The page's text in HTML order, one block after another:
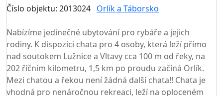
Číslo objektu: 2013024 Orlík a Táborsko
Nabízíme jedinečné ubytování pro rybáře a jejich
rodiny. K dispozici chata pro 4 osoby, která leží přímo
nad soutokem Lužnice a Vltavy cca 100 m od řeky, na
202 říčním kilometru, 1,5 km po proudu začíná Orlík.
Mezi chatou a řekou není žádná další chata!! Chata je
vhodná pro nenáročnou rekreaci, leží na oploceném